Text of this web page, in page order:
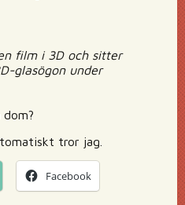
film i 3D och sitter
glasögon under
tror jag.
Facebook